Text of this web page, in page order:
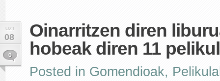
UZT
08
0
Oinarritzen diren
hobeak diren 11
Posted in Gomendioak,